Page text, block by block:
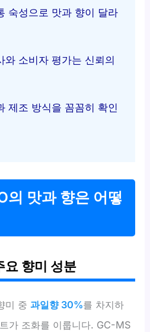
숙성으로 맛과 향이 달라
와 소비자 평가는 신뢰의
제조 방식을 꼼꼼히 확인
의 맛과 향은 어떻
요 향미 성분
미 중과일향 30%를 차지하
가 조화를 이룹니다. GC-MS